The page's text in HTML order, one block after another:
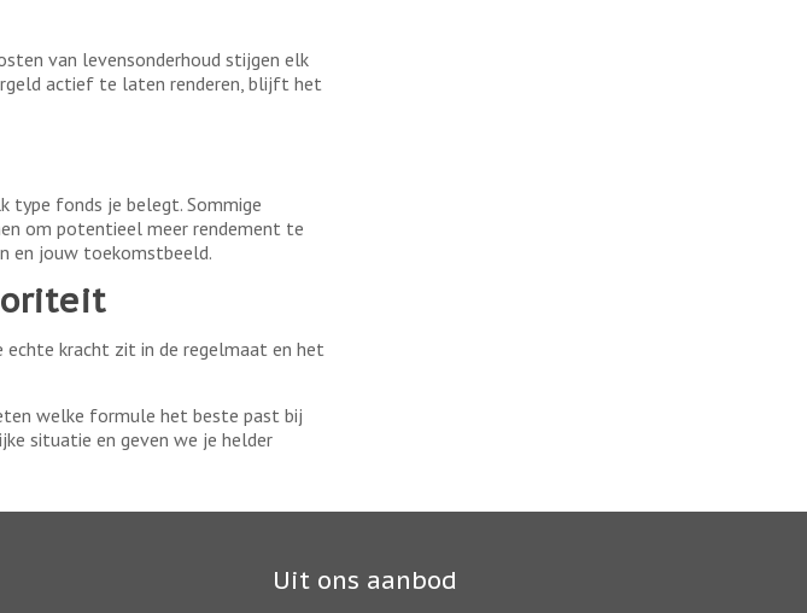
van levensonderhoud stijgen elk
actief te laten renderen, blijft het
type fonds je belegt. Sommige
om potentieel meer rendement te
en jouw toekomstbeeld.
kracht zit in de regelmaat en het
welke formule het beste past bij
situatie en geven we je helder
Uit ons aanbod